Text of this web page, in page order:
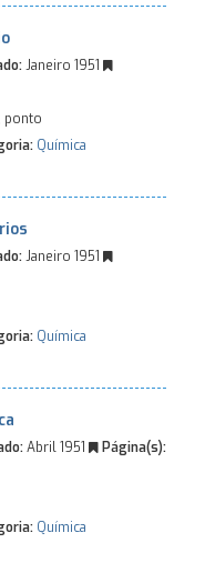
Janeiro 1951
ponto
Química
Janeiro 1951
Química
Abril 1951
Página(s):
Química